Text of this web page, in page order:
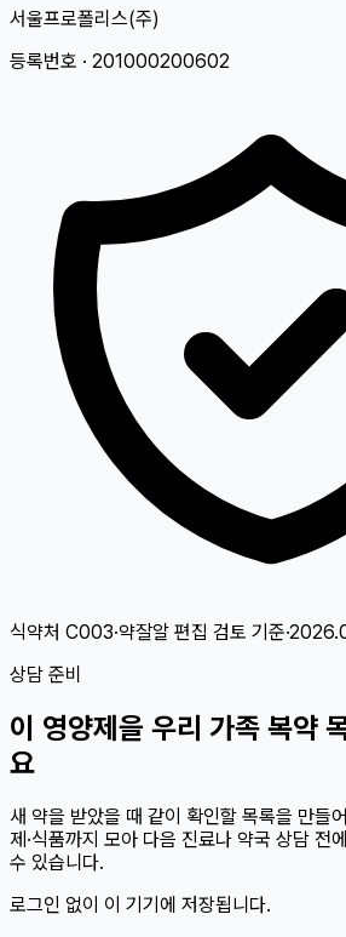
서울프로폴리스(주)
등록번호 · 201000200602
식약처 C003·약잘알 편집 검토 기준·
상담 준비
이 영양제 을 우리 가족 복약
요
새 약을 받았을 때 같이 확인할 목록을 만들
제·식품까지 모아 다음 진료나 약국 상담 전
수 있습니다.
로그인 없이 이 기기에 저장됩니다.